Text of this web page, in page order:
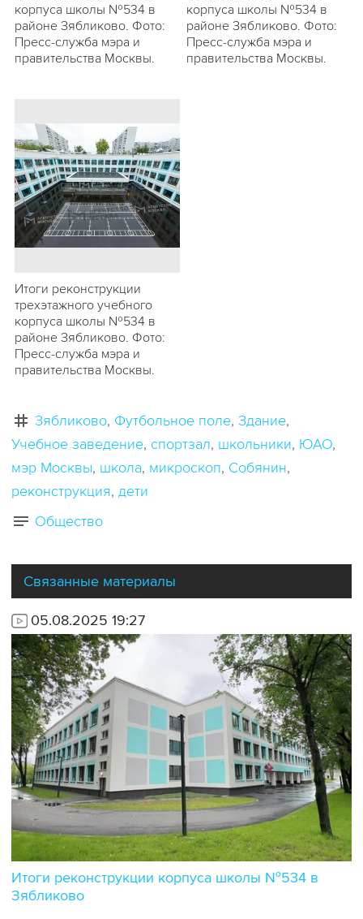
корпуса школы №534 в
районе Зябликово. Фото:
Пресс-служба мэра и
правительства Москвы.
корпуса школы №534 в
районе Зябликово. Фото:
Пресс-служба мэра и
правительства Москвы.
Итоги реконструкции
трехэтажного учебного
корпуса школы №534 в
районе Зябликово. Фото:
Пресс-служба мэра и
правительства Москвы.
Зябликово Футбольное поле Здание
Учебное заведение спортзал школьники ЮАО
мэр Москвы школа микроскоп Собянин
реконструкция дети
Общество
Связанные материалы
05.08.2025 19:27
Итоги реконструкции корпуса школы №534 в
Зябликово